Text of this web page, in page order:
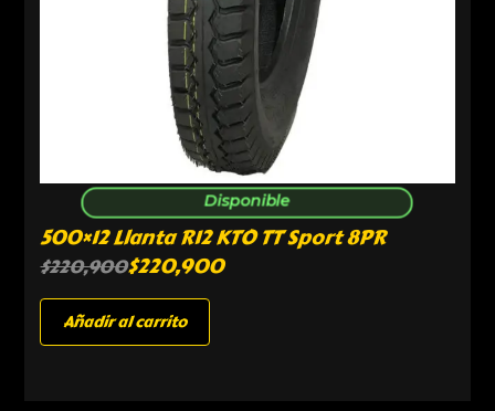
Disponible
500×12 Llanta R12 KTO TT Sport 8PR
$220,900$220,900
Añadir al carrito